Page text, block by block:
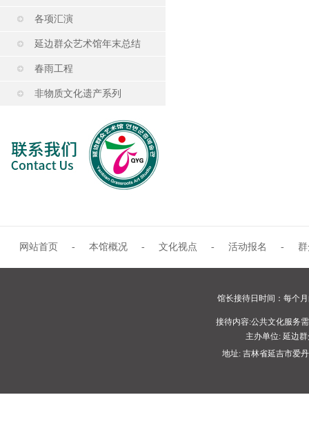
女）
各项汇演
延边群众艺术馆年末总结
春雨工程
非物质文化遗产系列
网站首页 - 本馆概况 - 文化视点 - 活动报名 -
馆长接待日时间：每个
接待内容:公共文化服务
主办单位: 延
地址: 吉林省延吉市爱